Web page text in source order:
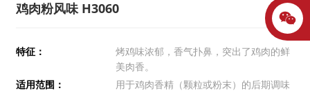
鸡肉粉风味 H3060
特征：
烤鸡味浓郁，香气扑鼻，突出了鸡肉的鲜
美肉香。
适用范围：
用于鸡肉香精（颗粒或粉末）的后期调味